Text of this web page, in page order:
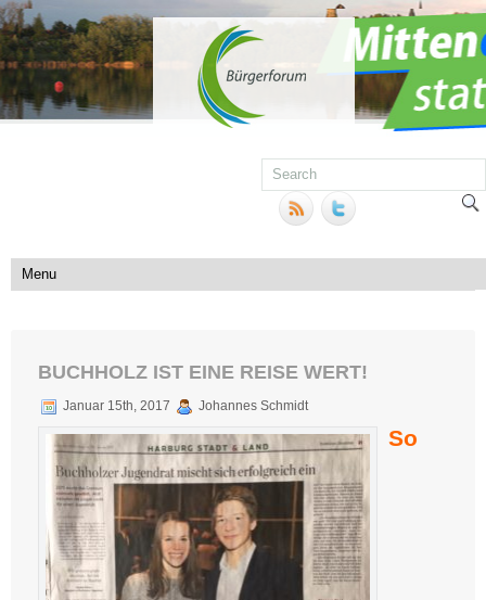
BUCHHOLZ IST EINE REISE WERT!
Januar 15th, 2017 Johannes Schmidt
So